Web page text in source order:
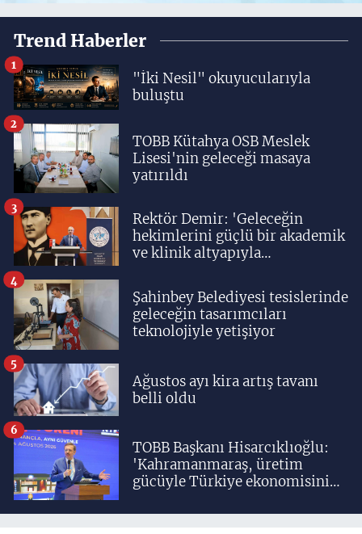
Trend Haberler
"İki Nesil" okuyucularıyla
buluştu
1
TOBB Kütahya OSB Meslek
Lisesi'nin geleceği masaya
yatırıldı
2
Rektör Demir: 'Geleceğin
hekimlerini güçlü bir akademik
ve klinik altyapıyla
3
Şahinbey Belediyesi tesislerinde
geleceğin tasarımcıları
teknolojiyle yetişiyor
4
Ağustos ayı kira artış tavanı
belli oldu
5
TOBB Başkanı Hisarcıklıoğlu:
'Kahramanmaraş, üretim
gücüyle Türkiye ekonomisinin
birisidir'
6